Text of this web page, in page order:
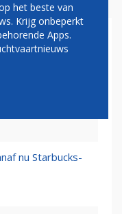
al na vijf
nu Starbucks-
het beste van
Krijg onbeperkt
Apps.